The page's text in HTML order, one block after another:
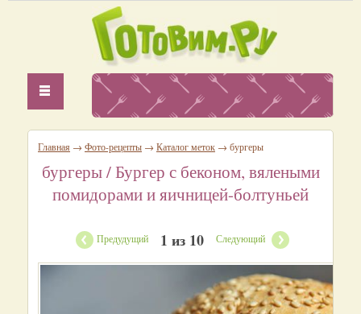
Главная → Фото-рецепты → Каталог меток → бургеры
бургеры/ Бургер с беконом, вялеными
помидорами и яичницей-болтуньей
Предудущий 1 из 10 Следующий